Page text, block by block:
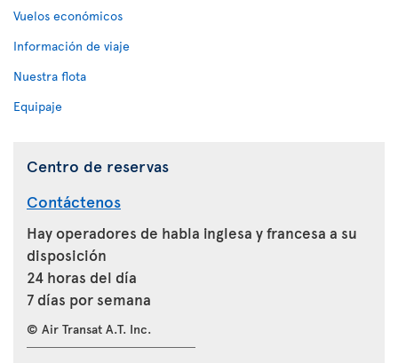
Vuelos económicos
Información de viaje
Nuestra flota
Equipaje
Centro de reservas
Contáctenos
Hay operadores de habla inglesa y francesa a su
disposición
24 horas del día
7 días por semana
© Air Transat A.T. Inc.